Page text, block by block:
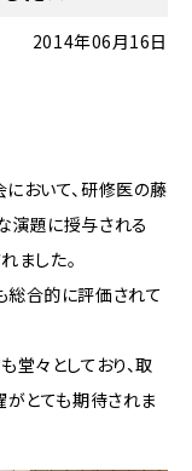
2014年06月16日
おいて、研修医の藤
演題に授与される
ました。
総合的に評価されて
堂々としており、取
がとても期待されま